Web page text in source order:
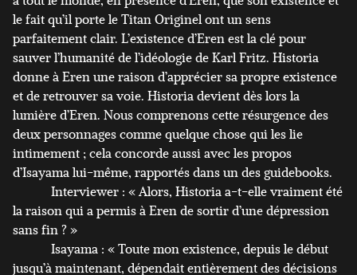
le fait qu’il porte le Titan Originel ont un sens
parfaitement clair. L’existence d’Eren est la clé pour
sauver l’humanité de l’idéologie de Karl Fritz. Historia
donne à Eren une raison d’apprécier sa propre existence
et de retrouver sa voie. Historia devient dès lors la
lumière d’Eren. Nous comprenons cette résurgence des
deux personnages comme quelque chose qui les lie
intimement ; cela concorde aussi avec les propos
d’Isayama lui-même, rapportés dans un des guidebooks.
Interviewer : « Alors, Historia a-t-elle vraiment été
la raison qui a permis à Eren de sortir d’une dépression
sans fin ? »
Isayama : « Toute mon existence, depuis le début
jusqu’à maintenant, dépendait entièrement des décisions